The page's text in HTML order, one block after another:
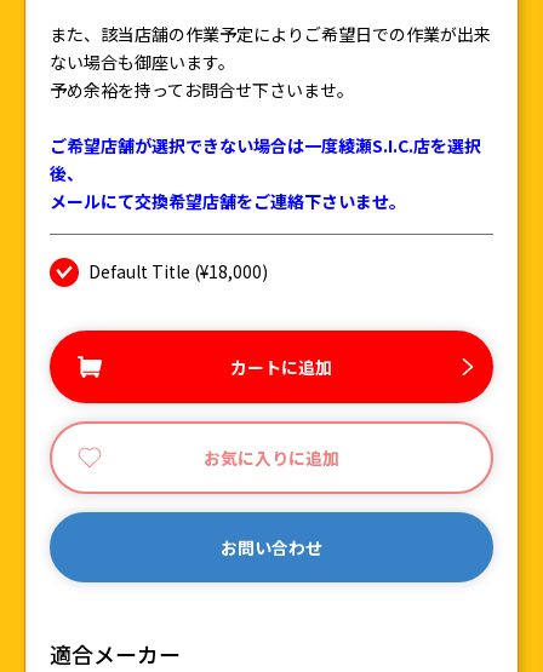
また、該当店舗の作業予定によりご希望日での作業が出来
ない場合も御座います。
予め余裕を持ってお問合せ下さいませ。
ご希望店舗が選択できない場合は一度綾瀬S.I.C.店を選択
後、
メールにて交換希望店舗をご連絡下さいませ。
Default Title (¥18,000)
カートに追加
お気に入りに追加
お問い合わせ
適合メーカー